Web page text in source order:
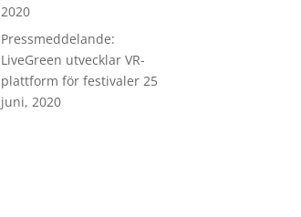
2020
Pressmeddelande:
LiveGreen utvecklar VR-
plattform för festivaler 25
juni, 2020